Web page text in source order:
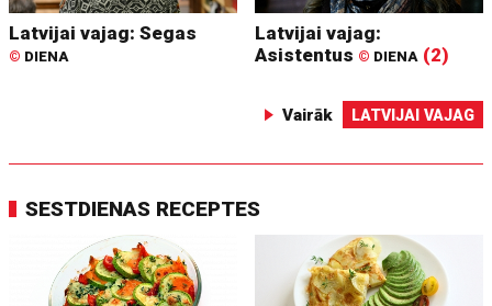
Latvijai vajag: Segas
© DIENA
Latvijai vajag:
Asistentus © DIENA (2)
Vairāk LATVIJAI VAJAG
SESTDIENAS RECEPTES